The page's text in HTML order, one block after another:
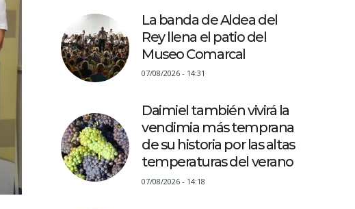
La banda de Aldea del
Rey llena el patio del
Museo Comarcal
07/08/2026 - 14:31
Daimiel también vivirá la
vendimia más temprana
de su historia por las altas
temperaturas del verano
07/08/2026 - 14:18